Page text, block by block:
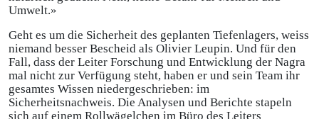
Umwelt.»
Geht es um die Sicherheit des geplanten Tiefenlagers, weiss
niemand besser Bescheid als Olivier Leupin. Und für den
Fall, dass der Leiter Forschung und Entwicklung der Nagra
mal nicht zur Verfügung steht, haben er und sein Team ihr
gesamtes Wissen niedergeschrieben: im
Sicherheitsnachweis. Die Analysen und Berichte stapeln
sich auf einem Rollwägelchen im Büro des Leiters